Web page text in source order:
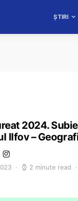
ȘTIRI
2024.
Ilfov –
2 minute read